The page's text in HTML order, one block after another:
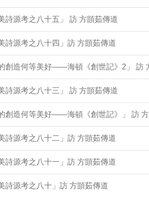
詩源考之八十五」 訪 方顗茹傳道
詩源考之八十四」訪 方顗茹傳道
創造何等美好——海頓《創世記》2」 訪
詩源考之八十三」 訪 方顗茹傳道
創造何等美好——海頓《創世記》」 訪
詩源考之八十二」訪 方顗茹傳道
詩源考之八十一」訪 方顗茹傳道
詩源考之八十」訪 方顗茹傳道